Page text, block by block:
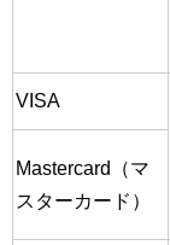
VISA
Mastercard（マ
スターカード）